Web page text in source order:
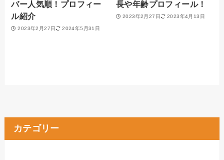
バー人気順！プロフィー
ル紹介
2023年2月27日 2024年5月31日
長や年齢プロフィール！
2023年2月27日 2023年4月13日
カテゴリー